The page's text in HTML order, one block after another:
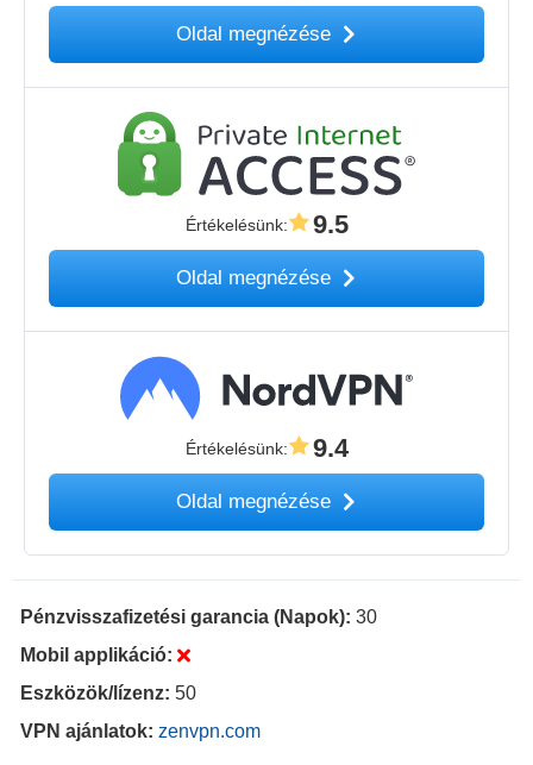
Oldal megnézése
Értékelésünk: 9.5
Oldal megnézése
Értékelésünk: 9.4
Oldal megnézése
Pénzvisszafizetési garancia (Napok): 30
Mobil applikáció:
Eszközök/lízenz: 50
VPN ajánlatok: zenvpn.com